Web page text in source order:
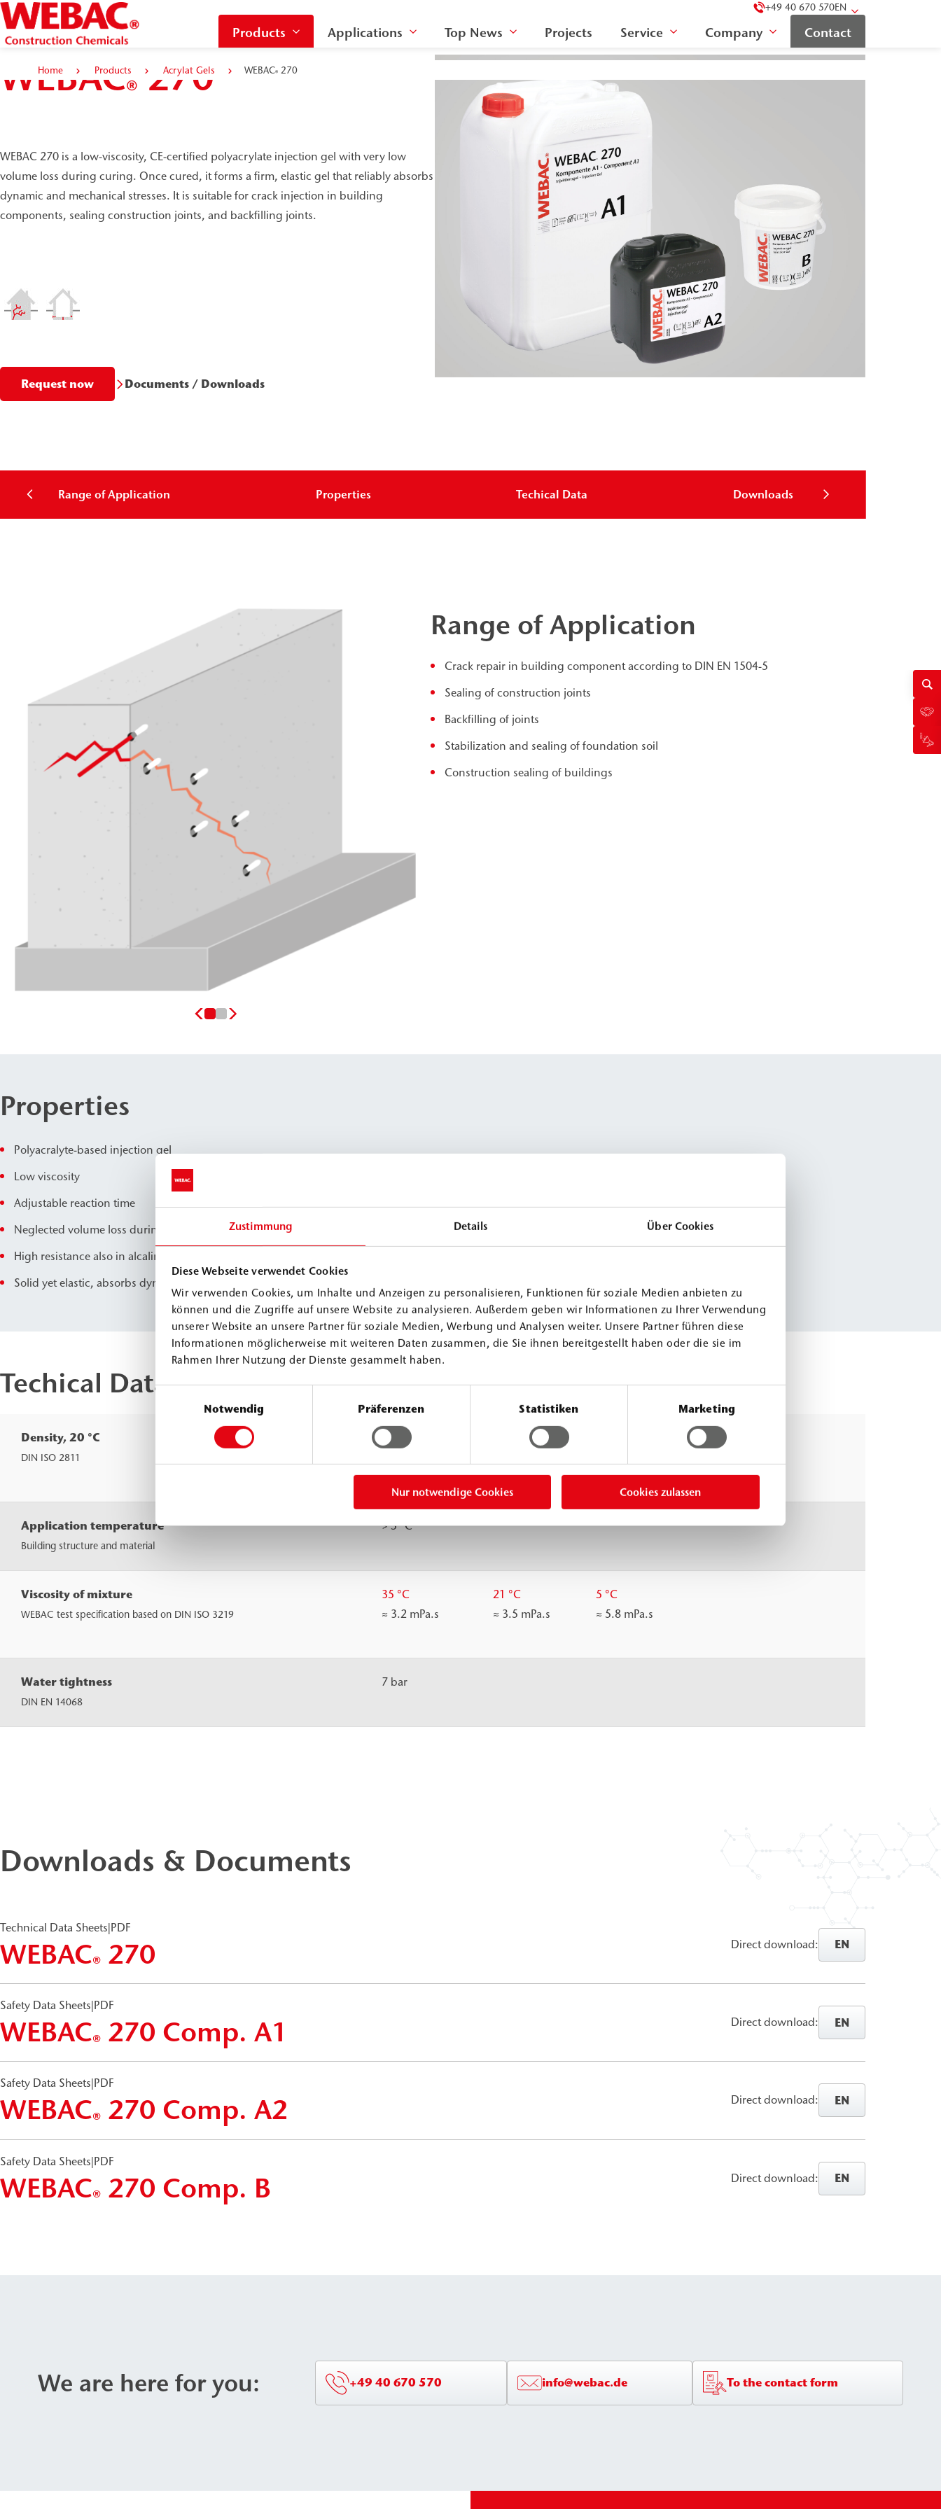
Zustimmung Details Über Cookies
Diese Webseite verwendet Cookies
Wir verwenden Cookies, um Inhalte und Anzeigen zu personalisieren, Funktionen für soziale Medien anbieten zu
können und die Zugriffe auf unsere Website zu analysieren. Außerdem geben wir Informationen zu Ihrer Verwendung
unserer Website an unsere Partner für soziale Medien, Werbung und Analysen weiter. Unsere Partner führen diese
Informationen möglicherweise mit weiteren Daten zusammen, die Sie ihnen bereitgestellt haben oder die sie im
Rahmen Ihrer Nutzung der Dienste gesammelt haben.
Einwilligungsauswahl
Notwendig Präferenzen Statistiken Marketing
Nur notwendige Cookies Cookies zulassen
+49 40 670 570EN
Products Applications Top News Projects Service Company Contact
Home Products Acrylat Gels WEBAC®270
WEBAC® 270
WEBAC 270 is a low-viscosity, CE-certified polyacrylate injection gel with very low
volume loss during curing. Once cured, it forms a firm, elastic gel that reliably absorbs
dynamic and mechanical stresses. It is suitable for crack injection in building
components, sealing construction joints, and backfilling joints.
Request now Documents / Downloads
Range of Application Properties Techical Data Downloads
Range of Application
Crack repair in building component according to DIN EN 1504-5
Sealing of construction joints
Backfilling of joints
Stabilization and sealing of foundation soil
Construction sealing of buildings
Properties
Polyacralyte-based injection gel
Low viscosity
Adjustable reaction time
Neglected volume loss during the drying process
High resistance also in alcaline and salt-loaded areas
Solid yet elastic, absorbs dynamic and mechanical stress
Techical Data
Density, 20 °C
DIN ISO 2811
1.06 g/cm³
≈1.0 g/cm³
Application temperature
Building structure and material
> 5 °C
Viscosity of mixture
WEBAC test specification based on DIN ISO 3219
35 °C
≈ 3.2 mPa.s
21 °C
≈ 3.5 mPa.s
5 °C
≈ 5.8 mPa.s
Water tightness
DIN EN 14068
7 bar
Downloads & Documents
Technical Data Sheets|PDF
WEBAC® 270 Direct download: EN
Safety Data Sheets|PDF
WEBAC® 270 Comp. A1 Direct download: EN
Safety Data Sheets PDF
WEBAC® 270 Comp. A2 Direct download: EN
Safety Data Sheets|PDF
WEBAC® 270 Comp. B Direct download: EN
We are here for you: +49 40 670 570 info@webac.de To the contact form